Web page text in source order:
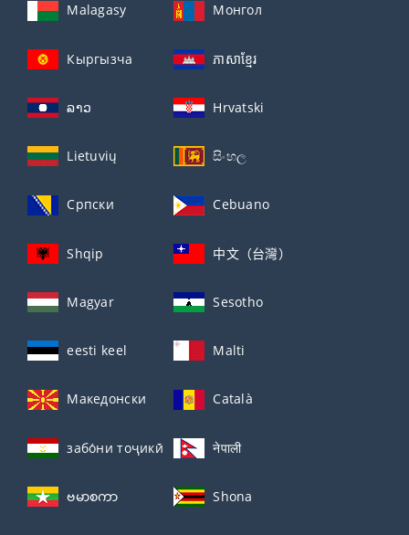
Malagasy Монгол
Кыргызча ភាសាខ្មែរ
ລາວ Hrvatski
Lietuvių සිංහල
Српски Cebuano
Shqip 中文（台灣）
Magyar Sesotho
eesti keel Malti
Македонски Català
забо́ни тоҷикӣ́ नेपाली
ဗမာစကာ Shona